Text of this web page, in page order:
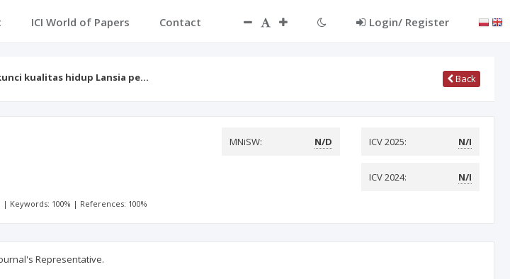
ICI World of Papers Contact Login/ Register
kualitas hidup Lansia pe… Back
MNiSW: N/D ICV 2025: N/I
ICV 2024: N/I
| Keywords: 100% | References: 100%
Representative.